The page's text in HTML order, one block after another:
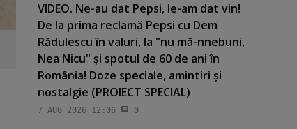
VIDEO. Ne-au dat Pepsi, le-am dat vin!
De la prima reclamă Pepsi cu Dem
Rădulescu în valuri, la "nu mă-nnebuni,
Nea Nicu" şi spotul de 60 de ani în
România! Doze speciale, amintiri şi
nostalgie (PROIECT SPECIAL)
7 AUG 2026 12:06 0